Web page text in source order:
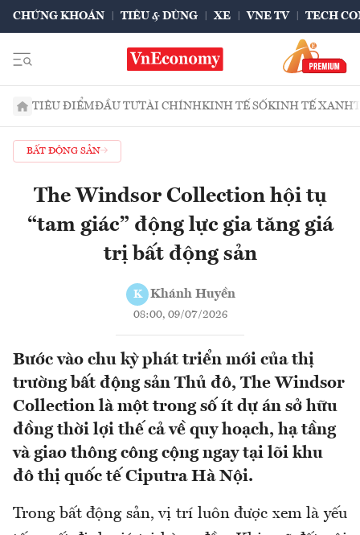
CHỨNG KHOÁN TIÊU & DÙNG XE VNE TV TECH
TIÊU ĐIỂMĐẦU TƯTÀI CHÍNHKINH TẾ SỐKINH TẾ XANH
BẤT ĐỘNG SẢN
The Windsor Collection hội tụ
“tam giác” động lực gia tăng giá
trị bất động sản
K Khánh Huyền
08:00, 09/07/2026
Bước vào chu kỳ phát triển mới của thị
trường bất động sản Thủ đô, The Windsor
Collection là một trong số ít dự án sở hữu
đồng thời lợi thế cả về quy hoạch, hạ tầng
và giao thông công cộng ngay tại lõi khu
đô thị quốc tế Ciputra Hà Nội.
Trong bất động sản, vị trí luôn được xem là yếu